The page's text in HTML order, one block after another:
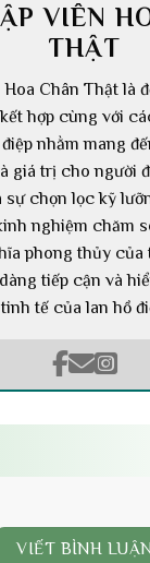
VIÊN
THẬT
Chân Thật là
hợp cùng với
nhằm mang
giá trị cho người
sự chọn lọc kỹ
nghiệm chăm
phong thủy của
tiếp cận và
tinh tế của lan hồ
VIẾT BÌNH LUẬN